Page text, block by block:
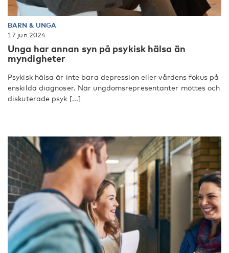
BARN & UNGA
17 jun 2024
Unga har annan syn på psykisk hälsa än
myndigheter
Psykisk hälsa är inte bara depression eller vårdens fokus på
enskilda diagnoser. När ungdomsrepresentanter möttes och
diskuterade psyk [...]